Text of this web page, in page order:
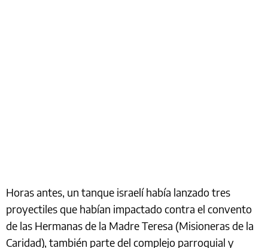
Horas antes, un tanque israelí había lanzado tres
proyectiles que habían impactado contra el convento
de las Hermanas de la Madre Teresa (Misioneras de la
Caridad), también parte del complejo parroquial y